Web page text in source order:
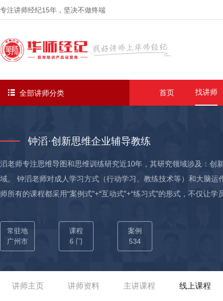
专注讲师经纪15年 ，坚决不做终端
全部讲师分类 首页 找讲师
钟滔·创新思维企业辅导教练
滔老师专注思维导图和思维训练研究近10年，其研究领域涉及：
域。 钟滔老师对成人学习方式（行动学习、教练技术等）和大脑
师所有的课程都采用“案例式”+“互动式”+“练习式”的形式，不仅让
常驻地
广州市
课程
6 门
案例
534
讲师主页 讲师资料 主讲课程 线上课程